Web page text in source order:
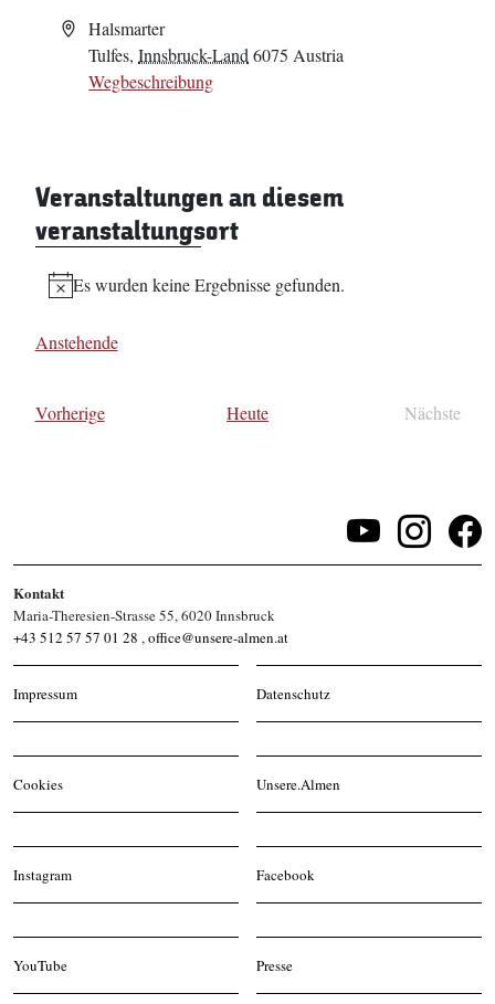
AdresseHalsmarter
Tulfes, Innsbruck-Land 6075 Austria
Wegbeschreibung
Veranstaltungen an diesem
veranstaltungsort
Hinweis
Es wurden keine Ergebnisse gefunden.
Anstehende
VorherigeVeranstaltungen Heute
Nächste
Kontakt
Maria-Theresien-Strasse 55, 6020 Innsbruck
+43 512 57 57 01 28 ,office@unsere-almen.at
Impressum Datenschutz
Cookies Unsere.Almen
Instagram Facebook
YouTube Presse